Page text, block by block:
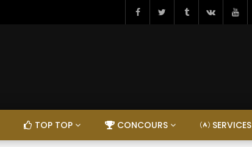
TOP TOP CONCOURS SERVICES